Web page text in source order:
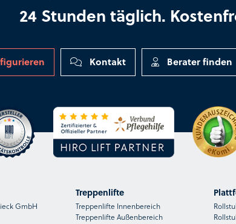
24 Stunden täglich.
Kontakt Berater finden
GmbH
Treppenlifte
Treppenlifte Innenbereich
Treppenlifte Außenbereich